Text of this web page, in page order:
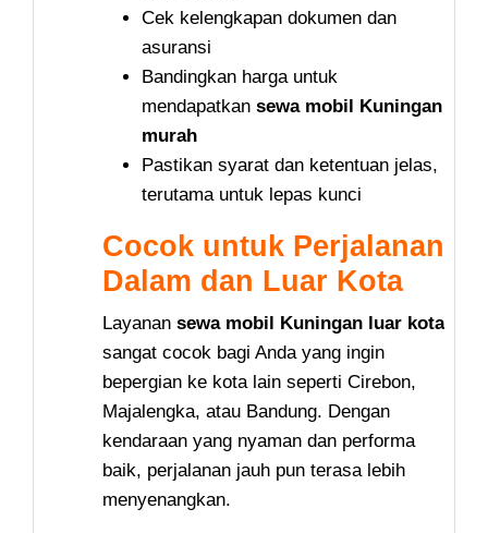
Cek kelengkapan dokumen dan
asuransi
Bandingkan harga untuk
mendapatkan sewa mobil Kuningan
murah
Pastikan syarat dan ketentuan jelas,
terutama untuk lepas kunci
Cocok untuk Perjalanan
Dalam dan Luar Kota
Layanan sewa mobil Kuningan luar kota
sangat cocok bagi Anda yang ingin
bepergian ke kota lain seperti Cirebon,
Majalengka, atau Bandung. Dengan
kendaraan yang nyaman dan performa
baik, perjalanan jauh pun terasa lebih
menyenangkan.